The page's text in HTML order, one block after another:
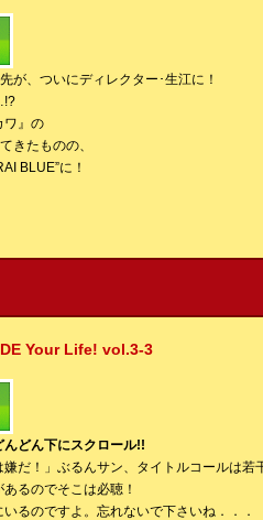
が、ついにディレクター･生江に！
ワ』の
きたものの、
BLUE”に！
Your Life! vol.3-3
どん下にスクロール!!
だ！」ぶるんサン、タイトルコールは
るのでそこは必聴！
るのですよ。忘れないで下さいね．．．